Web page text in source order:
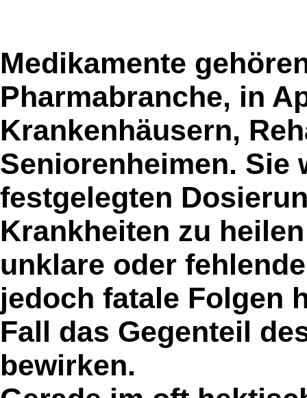
Medikamente
Pharmabranche, in
Krankenhäusern,
Seniorenheimen. Sie
festgelegten
Krankheiten zu
unklare oder
jedoch fatale Folgen
Fall das Gegenteil
bewirken.